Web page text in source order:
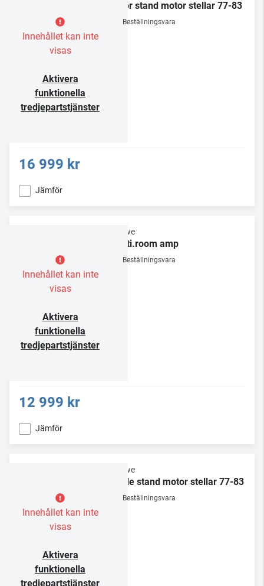
Innehållet kan inte
visas
Aktivera
funktionella
tredjepartstjänster
Floor stand motor stellar 77-83
Beställningsvara
16 999 kr
Jämför
Innehållet kan inte
visas
Aktivera
funktionella
tredjepartstjänster
Loewe
multi.room amp
Beställningsvara
12 999 kr
Jämför
Innehållet kan inte
visas
Aktivera
funktionella
tredjepartstjänster
Loewe
Table stand motor stellar 77-83
Beställningsvara